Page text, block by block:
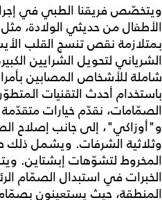
ويتخصّص فريقنا الطبي في إجراء
الأطفال من حديثي الولادة،
باستخدام أحدث التقنيات
الصمّامات، نقدّم خيارات
و"أوزاكي"، إلى جانب إصلاح
وثلاثية الشرفات. ويشمل
المخروط لتشوّهات إبشتاين.
الخبرات في استبدال الصمّام